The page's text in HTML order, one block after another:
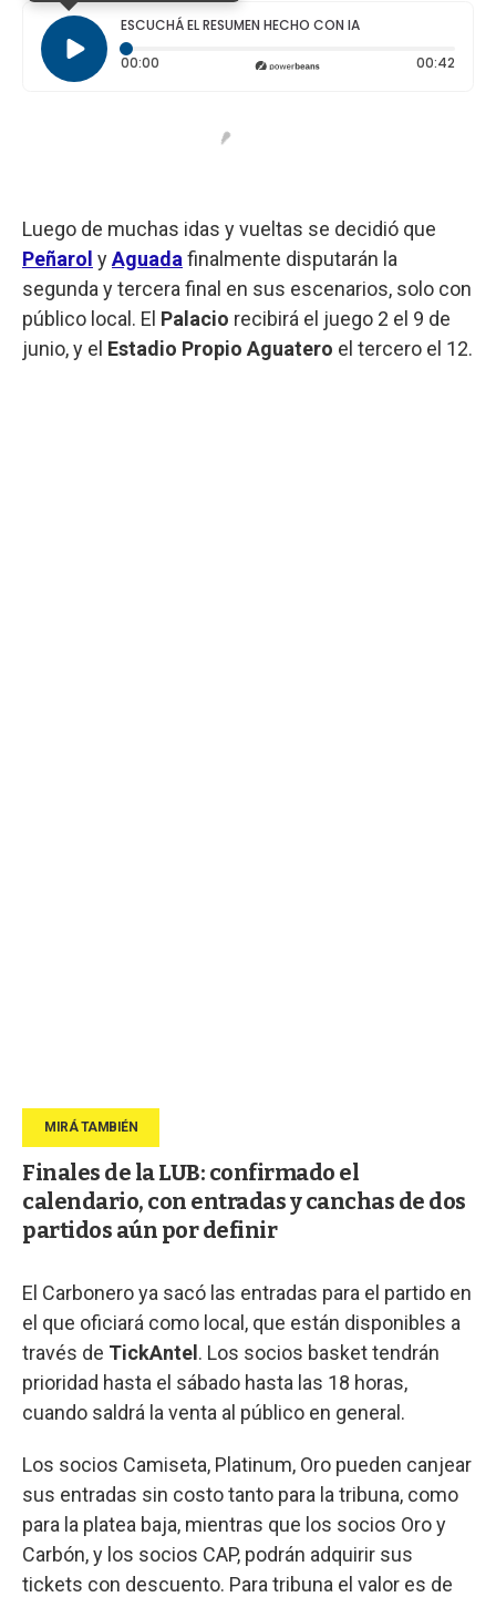
ESCUCHÁ EL RESUMEN HECHO CON IA
00:00 Tiempo transcurrido: 0 segundos 00:42
Luego de muchas idas y vueltas se decidió que
Peñarol yAguada finalmente disputarán la
segunda y tercera final en sus escenarios, solo con
público local. El Palacio recibirá el juego 2 el 9 de
junio, y el Estadio Propio Aguatero el tercero el 12.
Finales de la LUB: confirmado el
calendario, con entradas y canchas de dos
partidos aún por definir
El Carbonero ya sacó las entradas para el partido en
el que oficiará como local, que están disponibles a
través de TickAntel . Los socios basket tendrán
prioridad hasta el sábado hasta las 18 horas,
cuando saldrá la venta al público en general.
Los socios Camiseta, Platinum, Oro pueden canjear
sus entradas sin costo tanto para la tribuna, como
para la platea baja, mientras que los socios Oro y
Carbón, y los socios CAP, podrán adquirir sus
tickets con descuento. Para tribuna el valor es de